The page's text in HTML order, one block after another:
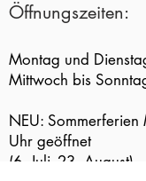
Öffnungszeiten:
Montag und
Mittwoch bis
NEU:
Uhr geöffnet
(6. Juli -23. August)